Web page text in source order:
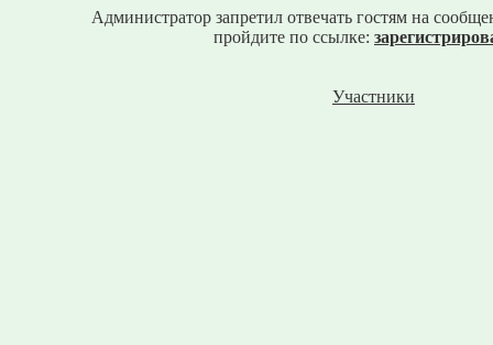
Администратор запретил отвечать гостям на
пройдите по ссылке:
Участники